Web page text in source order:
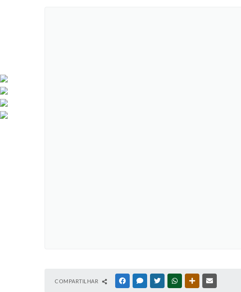
COMPARTILHAR FACEBOOKMESSENGER
TWITTERWHATSAPPOUTRAS MÍDIAS